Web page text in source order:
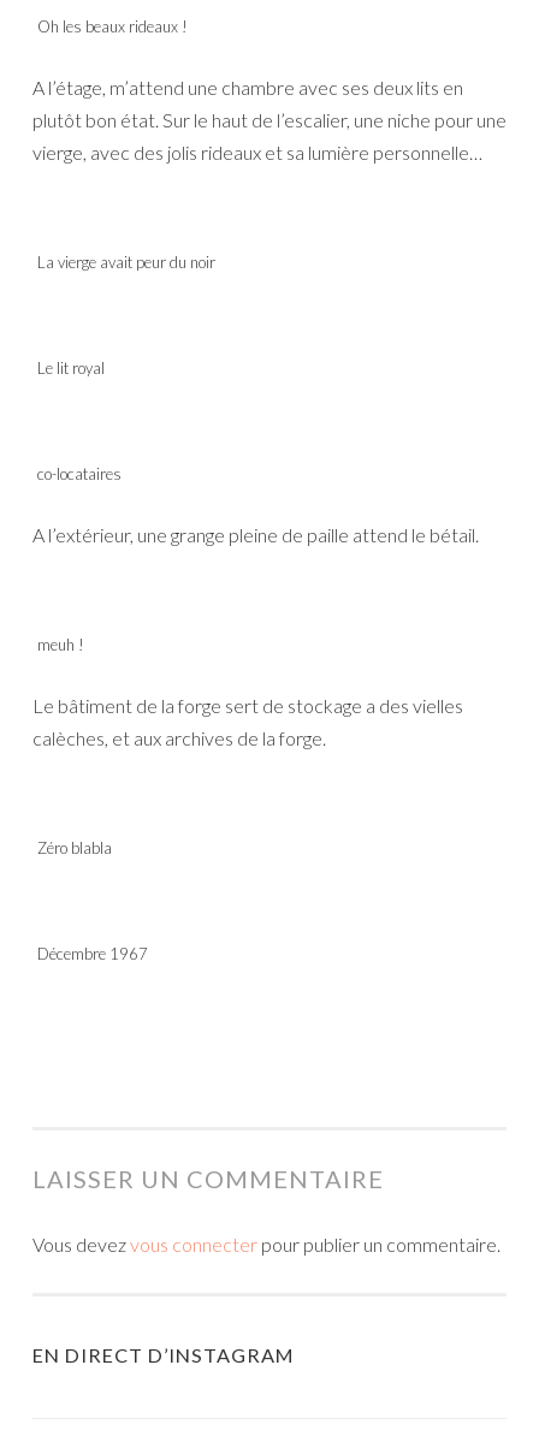
Oh les beaux rideaux !
A l’étage, m’attend une chambre avec ses deux lits en
plutôt bon état. Sur le haut de l’escalier, une niche pour une
vierge, avec des jolis rideaux et sa lumière personnelle…
La vierge avait peur du noir
Le lit royal
co-locataires
A l’extérieur, une grange pleine de paille attend le bétail.
meuh !
Le bâtiment de la forge sert de stockage a des vielles
calèches, et aux archives de la forge.
Zéro blabla
Décembre 1967
LAISSER UN COMMENTAIRE
Vous devezvous connecter pour publier un commentaire.
EN DIRECT D’INSTAGRAM